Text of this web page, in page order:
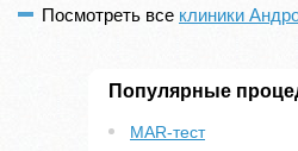
Посмотреть все клиники
Популярные
MAR-тест